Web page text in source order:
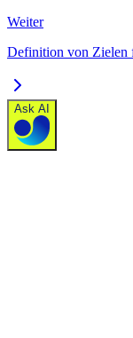
Weiter
Definition von Zielen
Ask AI